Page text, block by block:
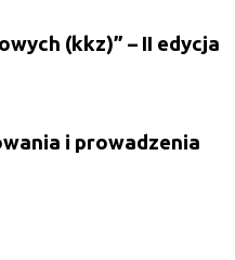
(kkz)” – II edycja
i prowadzenia